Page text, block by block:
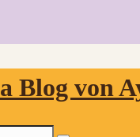
Blog von